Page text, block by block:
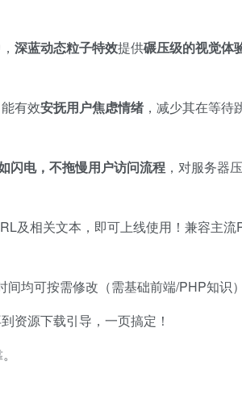
深蓝动态粒子特效提供碾压级的视觉体
有效安抚用户焦虑情绪 ，减少其在等待
闪电，不拖慢用户访问流程 ，对服务器
及相关文本，即可上线使用！兼容主
均可按需修改（需基础前端/PHP知识）
资源下载引导，一页搞定！